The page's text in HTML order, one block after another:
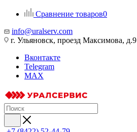
Сравнение товаров0
info@uralserv.com
г. Ульяновск, проезд Максимова, д.9
Вконтакте
Telegram
MAX